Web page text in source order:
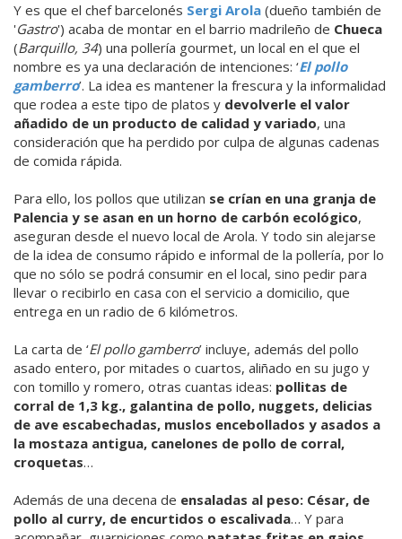
Y es que el chef barcelonés Sergi Arola (dueño también de
'Gastro') acaba de montar en el barrio madrileño de Chueca
(Barquillo, 34) una pollería gourmet, un local en el que el
nombre es ya una declaración de intenciones: ‘El pollo
gamberro’. La idea es mantener la frescura y la informalidad
que rodea a este tipo de platos y devolverle el valor
añadido de un producto de calidad y variado, una
consideración que ha perdido por culpa de algunas cadenas
de comida rápida.
Para ello, los pollos que utilizan se crían en una granja de
Palencia y se asan en un horno de carbón ecológico,
aseguran desde el nuevo local de Arola. Y todo sin alejarse
de la idea de consumo rápido e informal de la pollería, por lo
que no sólo se podrá consumir en el local, sino pedir para
llevar o recibirlo en casa con el servicio a domicilio, que
entrega en un radio de 6 kilómetros.
La carta de ‘El pollo gamberro’ incluye, además del pollo
asado entero, por mitades o cuartos, aliñado en su jugo y
con tomillo y romero, otras cuantas ideas: pollitas de
corral de 1,3 kg., galantina de pollo, nuggets, delicias
de ave escabechadas, muslos encebollados y asados a
la mostaza antigua, canelones de pollo de corral,
croquetas…
Además de una decena de ensaladas al peso: César, de
pollo al curry, de encurtidos o escalivada… Y para